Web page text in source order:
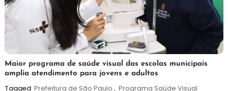
7
de
agosto
Maurilio
Maior programa de saúde visual das escolas municipais
amplia atendimento para jovens e adultos
Tagged Prefeitura de São Paulo , Programa Saúde Visual